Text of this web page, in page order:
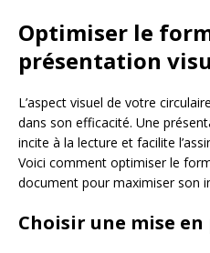
Optimiser le
présentation
L’aspect visuel de votre
dans son efficacité. Une
incite à la lecture et facilite
Voici comment optimiser le
document pour maximiser son
Choisir une mise en